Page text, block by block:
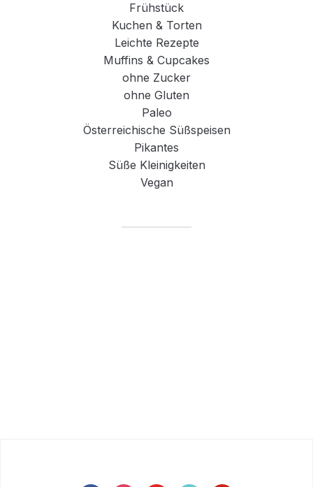
Frühstück
Kuchen & Torten
Leichte Rezepte
Muffins & Cupcakes
ohne Zucker
ohne Gluten
Paleo
Österreichische Süßspeisen
Pikantes
Süße Kleinigkeiten
Vegan